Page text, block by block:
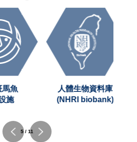
人體生物資料庫
(NHRI biobank)
5 / 11